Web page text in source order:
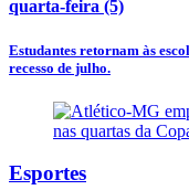
quarta-feira (5)
Estudantes retornam às
recesso de julho.
Esportes